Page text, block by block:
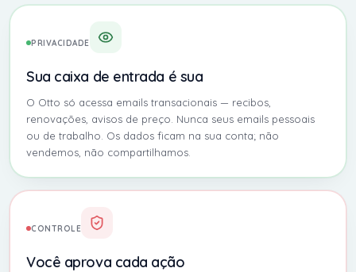
PRIVACIDADE
Sua caixa de entrada é sua
O Otto só acessa emails transacionais — recibos,
renovações, avisos de preço. Nunca seus emails pessoais
ou de trabalho. Os dados ficam na sua conta; não
vendemos, não compartilhamos.
CONTROLE
Você aprova cada ação